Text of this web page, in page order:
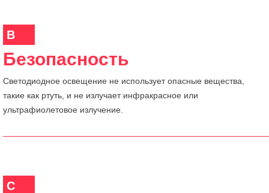
B
Безопасность
Светодиодное освещение не использует опасные вещества,
такие как ртуть, и не излучает инфракрасное или
ультрафиолетовое излучение.
C